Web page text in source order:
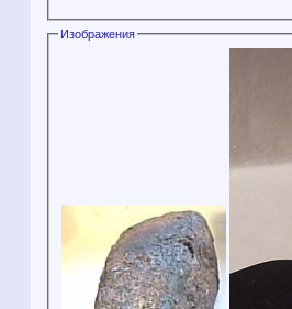
Изображения